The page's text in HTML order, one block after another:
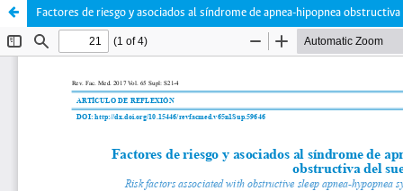
Factores de riesgo y asociados al síndrome de apnea-hipopnea obstructiva